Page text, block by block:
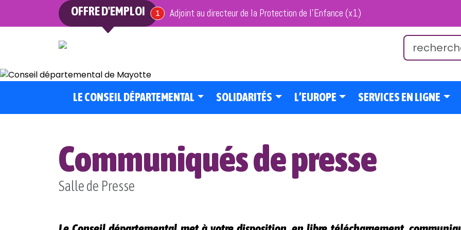
OFFRE D'EMPLOI 1offre en cours
Adjoint au directeur de la Protection de l’Enfance (x1)
LE CONSEIL DÉPARTEMENTAL SOLIDARITÉS L’EUROPE SERVICES EN LIGNE
Communiqués de presse
Salle de Presse